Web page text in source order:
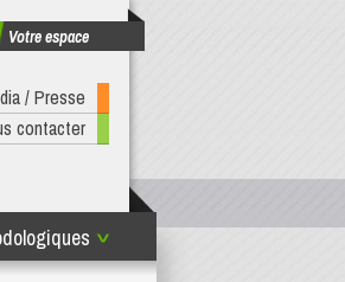
Votre espace
/ Presse
contacter